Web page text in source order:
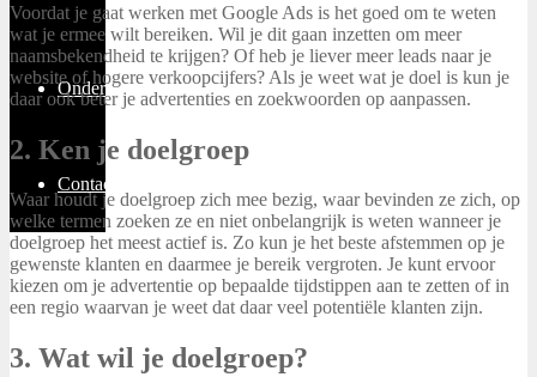
Ondernemen
Contact
Voordat je gaat werken met Google Ads is het goed om te weten
wat je ermee wilt bereiken. Wil je dit gaan inzetten om meer
naamsbekendheid te krijgen? Of heb je liever meer leads naar je
website of hogere verkoopcijfers? Als je weet wat je doel is kun je
daar ook beter je advertenties en zoekwoorden op aanpassen.
2. Ken je doelgroep
Waar houdt je doelgroep zich mee bezig, waar bevinden ze zich, op
welke termen zoeken ze en niet onbelangrijk is weten wanneer je
doelgroep het meest actief is. Zo kun je het beste afstemmen op je
gewenste klanten en daarmee je bereik vergroten. Je kunt ervoor
kiezen om je advertentie op bepaalde tijdstippen aan te zetten of in
een regio waarvan je weet dat daar veel potentiële klanten zijn.
3. Wat wil je doelgroep?